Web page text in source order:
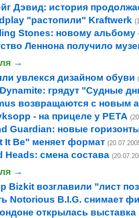
Дэвид: история
"растопили" Kraftwerk
Stones: новому альбому
Леннона получило
→
увлекся дизайном обуви
грядут "Судные
возвращаются с новым
- на прицеле у PETA
Guardian: новые
It Be" меняет формат
Heads: смена состава
→
Bizkit возглавили "лист
Notorious B.I.G. снимает
открылась выставка